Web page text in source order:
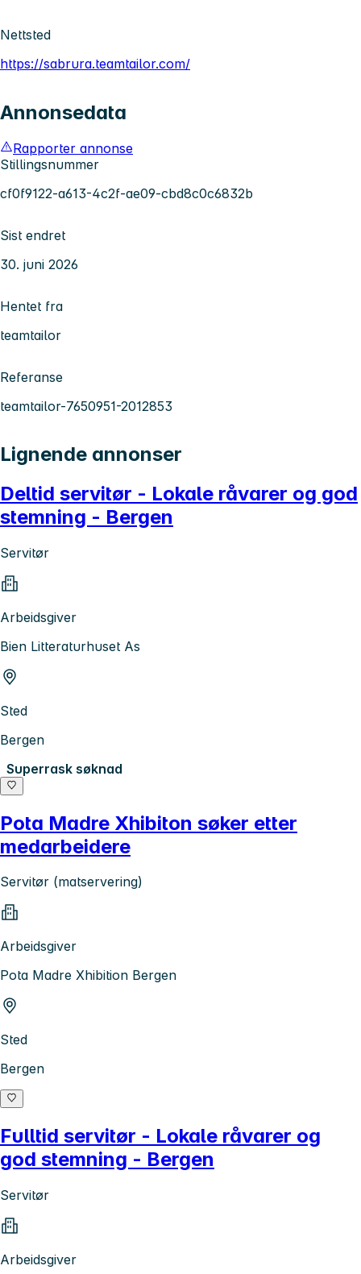
Nettsted
https://sabrura.teamtailor.com/
Annonsedata
Rapporter annonse
Stillingsnummer
cf0f9122-a613-4c2f-ae09-cbd8c0c6832b
Sist endret
30. juni 2026
Hentet fra
teamtailor
Referanse
teamtailor-7650951-2012853
Lignende annonser
Deltid servitør - Lokale råvarer og god
stemning - Bergen
Servitør
Arbeidsgiver
Bien Litteraturhuset As
Sted
Bergen
Superrask søknad
Pota Madre Xhibiton søker etter
medarbeidere
Servitør (matservering)
Arbeidsgiver
Pota Madre Xhibition Bergen
Sted
Bergen
Fulltid servitør - Lokale råvarer og
god stemning - Bergen
Servitør
Arbeidsgiver